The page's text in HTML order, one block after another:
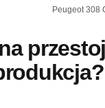
Peugeot 308